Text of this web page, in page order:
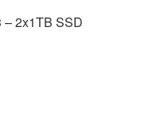
– 2x1TB SSD